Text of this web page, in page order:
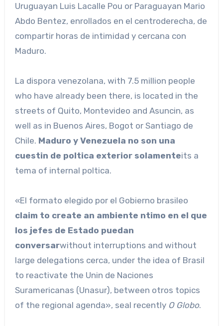
Uruguayan Luis Lacalle Pou or Paraguayan Mario
Abdo Bentez, enrollados en el centroderecha, de
compartir horas de intimidad y cercana con
Maduro.
La dispora venezolana, with 7.5 million people
who have already been there, is located in the
streets of Quito, Montevideo and Asuncin, as
well as in Buenos Aires, Bogot or Santiago de
Chile. Maduro y Venezuela no son una
cuestin de poltica exterior solamenteits a
tema of internal poltica.
«El formato elegido por el Gobierno brasileo
claim to create an ambiente ntimo en el que
los jefes de Estado puedan
conversarwithout interruptions and without
large delegations cerca, under the idea of ​​Brasil
to reactivate the Unin de Naciones
Suramericanas (Unasur), between otros topics
of the regional agenda», seal recently O Globo.